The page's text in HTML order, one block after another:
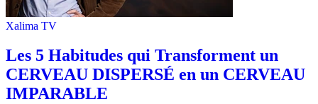
Xalima TV
Les 5 Habitudes qui Transforment un
CERVEAU DISPERSÉ en un CERVEAU
IMPARABLE